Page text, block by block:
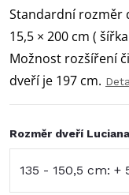
Standardní rozměr
15,5 × 200 cm (
Možnost rozšíření
dveří je 197 cm.
Rozměr dveří Luciana